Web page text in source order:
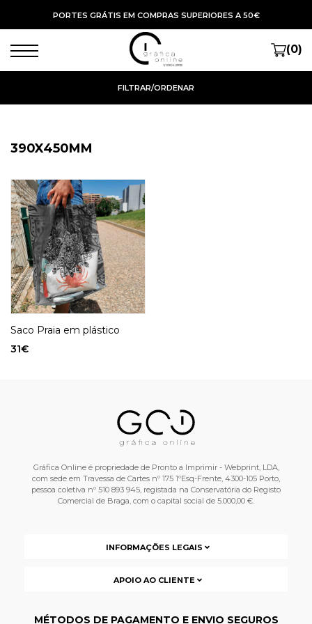
PORTES GRÁTIS EM COMPRAS SUPERIORES A 50€
(0)
FILTRAR/ORDENAR
390X450MM
Saco Praia em plástico
31€
Gráfica Online é propriedade de Pronto a Imprimir - Webprint, LDA,
com sede em Travessa de Cartes nº 175 1ºEsq-Frente, 4300-105 Porto,
pessoa coletiva nº 510 893 945, registada na Conservatória do Registo
Comercial de Braga, com o capital social de 5.000,00 €.
INFORMAÇÕES LEGAIS
APOIO AO CLIENTE
MÉTODOS DE PAGAMENTO E ENVIO SEGUROS